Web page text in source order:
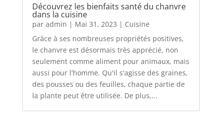
Découvrez les bienfaits santé du chanvre
dans la cuisine
par admin | Mai 31, 2023 | Cuisine
Grâce à ses nombreuses propriétés positives,
le chanvre est désormais très apprécié, non
seulement comme aliment pour animaux, mais
aussi pour l'homme. Qu'il s'agisse des graines,
des pousses ou des feuilles, chaque partie de
la plante peut être utilisée. De plus,...